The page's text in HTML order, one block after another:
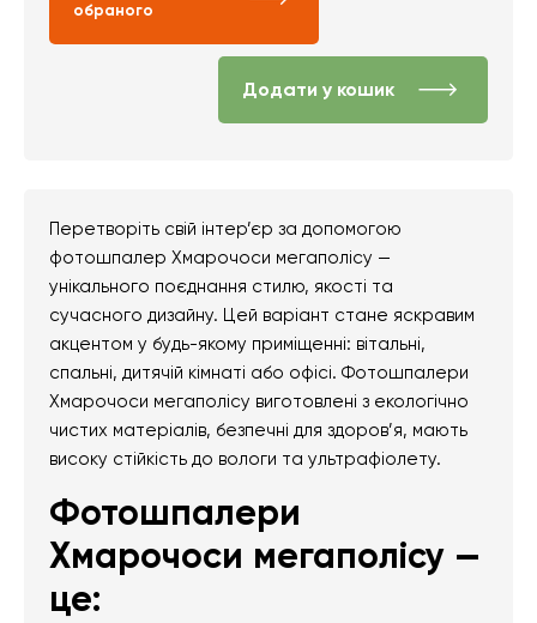
обраного
Додати у кошик
Перетворіть свій інтер’єр за допомогою
фотошпалер Хмарочоси мегаполісу —
унікального поєднання стилю, якості та
сучасного дизайну. Цей варіант стане яскравим
акцентом у будь-якому приміщенні: вітальні,
спальні, дитячій кімнаті або офісі. Фотошпалери
Хмарочоси мегаполісу виготовлені з екологічно
чистих матеріалів, безпечні для здоров’я, мають
високу стійкість до вологи та ультрафіолету.
Фотошпалери
Хмарочоси мегаполісу —
це: